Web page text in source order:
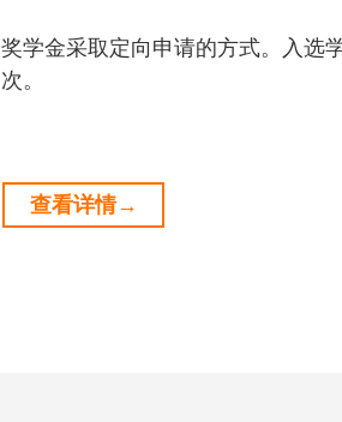
奖学金采取定向申请的方式。入选
次。
查看详情→